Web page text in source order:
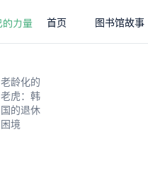
首页 图书馆故事
老龄化的
老虎：韩
国的退休
困境